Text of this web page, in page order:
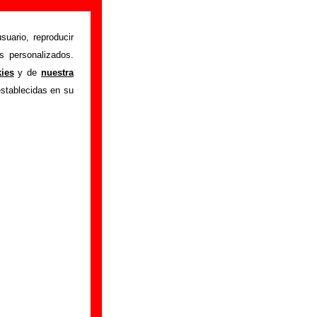
reproducir
personalizados.
y denuestra
en su
iniciales y los
que han